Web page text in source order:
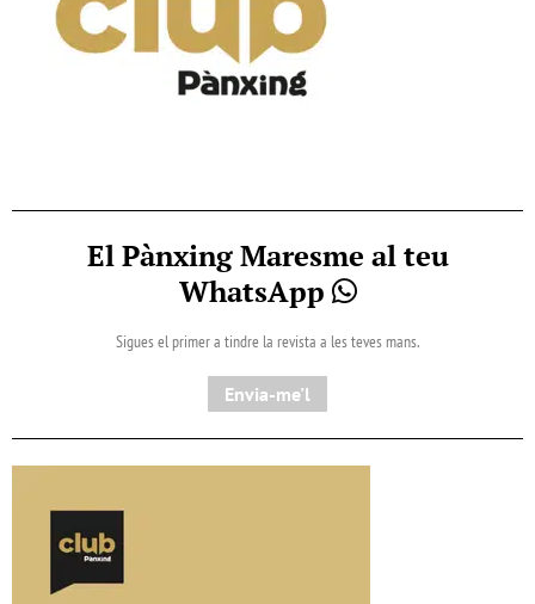
El Pànxing Maresme al teu
WhatsApp
Sigues el primer a tindre la revista a les teves mans.
Envia-me'l